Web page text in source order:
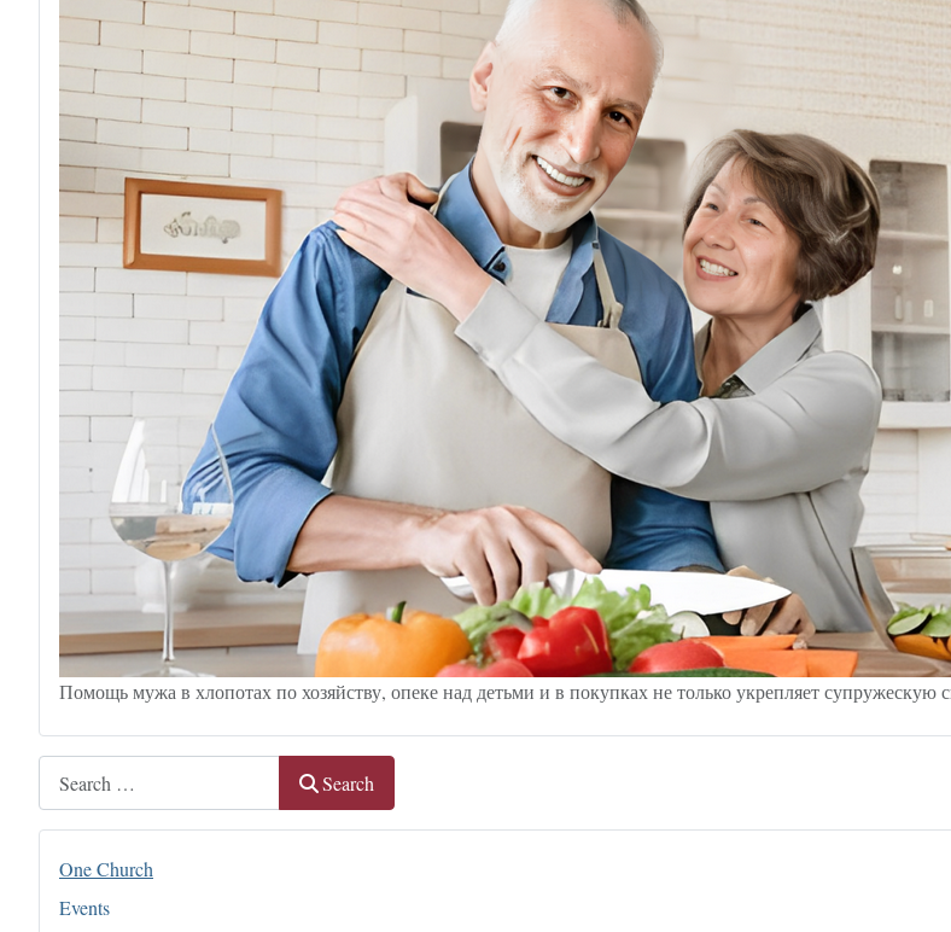
Search
One Church
Events
Помощь мужа в хлопотах по хозяйству, опеке над детьми и в покупках не только укрепляет супружескую